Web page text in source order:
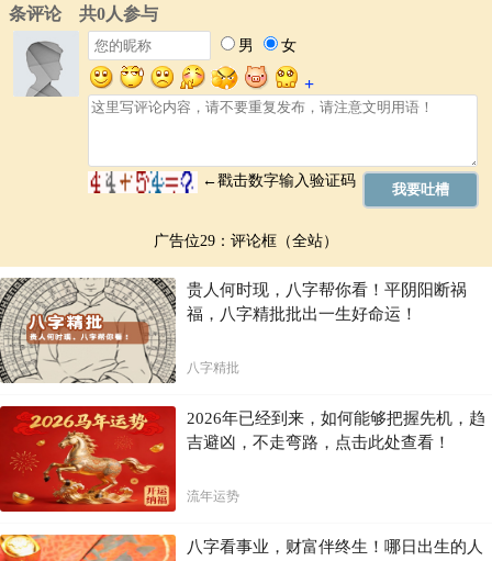
广告位29：评论框（全站）
贵人何时现，八字帮你看！平阴阳断祸
福，八字精批批出一生好命运！
八字精批
2026年已经到来，如何能够把握先机，趋
吉避凶，不走弯路，点击此处查看！
流年运势
八字看事业，财富伴终生！哪日出生的人